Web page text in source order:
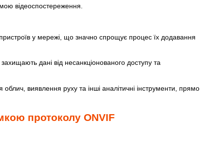
відеоспостереження.
у мережі, що значно спрощує процес їх додавання
дані від несанкціонованого доступу та
облич, виявлення руху та інші аналітичні інструменти, прямо
протоколу ONVIF